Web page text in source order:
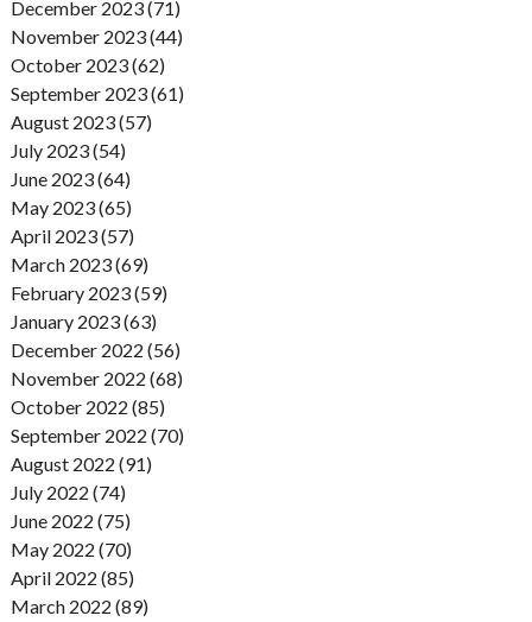
December 2023 (71)
November 2023 (44)
October 2023 (62)
September 2023 (61)
August 2023 (57)
July 2023 (54)
June 2023 (64)
May 2023 (65)
April 2023 (57)
March 2023 (69)
February 2023 (59)
January 2023 (63)
December 2022 (56)
November 2022 (68)
October 2022 (85)
September 2022 (70)
August 2022 (91)
July 2022 (74)
June 2022 (75)
May 2022 (70)
April 2022 (85)
March 2022 (89)